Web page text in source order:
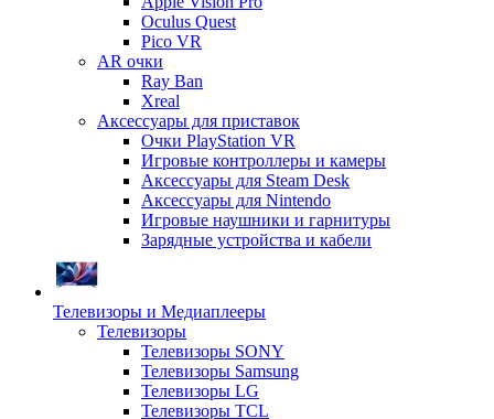
Oculus Quest
Pico VR
AR очки
Ray Ban
Xreal
Аксессуары для приставок
Очки PlayStation VR
Игровые контроллеры и камеры
Аксессуары для Steam Desk
Аксессуары для Nintendo
Игровые наушники и гарнитуры
Зарядные устройства и кабели
Телевизоры и Медиаплееры
Телевизоры
Телевизоры SONY
Телевизоры Samsung
Телевизоры LG
Телевизоры TCL